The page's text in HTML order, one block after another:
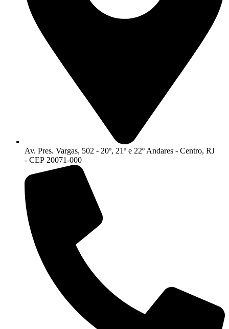
Av. Pres. Vargas, 502 - 20º, 21º e 22º Andares - Centro, RJ
- CEP 20071-000